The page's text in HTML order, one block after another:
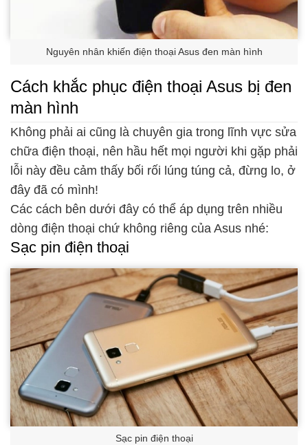
Nguyên nhân khiến điện thoại Asus đen màn hình
Cách khắc phục điện thoại Asus bị đen
màn hình
Không phải ai cũng là chuyên gia trong lĩnh vực sửa
chữa điện thoại, nên hầu hết mọi người khi gặp phải
lỗi này đều cảm thấy bối rối lúng túng cả, đừng lo, ở
đây đã có mình!
Các cách bên dưới đây có thể áp dụng trên nhiều
dòng điện thoại chứ không riêng của Asus nhé:
Sạc pin điện thoại
Sạc pin điện thoại